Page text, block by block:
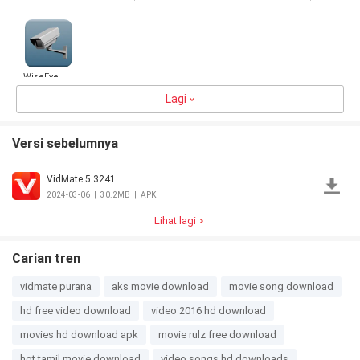
Hotspot
WiseEye
Lagi
Versi sebelumnya
VidMate 5.3241
2024-03-06 30.2MB APK
Lihat lagi
Carian tren
vidmate purana aks movie download
movie song download
hd free video download
video 2016 hd download
movies hd download apk
movie rulz free download